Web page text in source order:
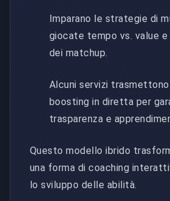
Imparano le strategie di
giocate tempo vs. value
dei matchup.
Alcuni servizi
boosting in diretta per
trasparenza e
Questo modello ibrido
una forma di coaching
lo sviluppo delle abilità.